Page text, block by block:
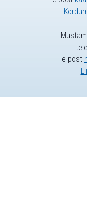
e-post